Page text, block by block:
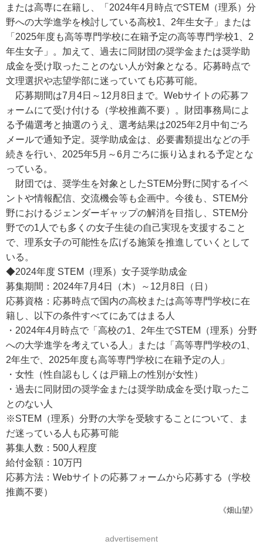
または高専に在籍し、「2024年4月時点でSTEM（理系）分
野への大学進学を検討している高校1、2年生女子」または
「2025年度も高等専門学校に在籍予定の高等専門学校1、2
年生女子」。加えて、過去に同財団の奨学金または奨学助
成金を受け取ったことのない人が対象となる。応募時点で
文理選択や志望学部に迷っていても応募可能。
応募期間は7月4日～12月8日まで。Webサイトの応募フ
ォームにて受け付ける（学校推薦不要）。財団事務局によ
る予備選考と抽選のうえ、選考結果は2025年2月中旬ごろ
メールで通知予定。奨学助成金は、必要書類提出などの手
続きを行い、2025年5月～6月ごろに振り込まれる予定とな
っている。
財団では、奨学生を対象としたSTEM分野に関するイベ
ントや情報配信、交流機会等も企画中。今後も、STEM分
野におけるジェンダーギャップの解消を目指し、STEM分
野での1人でも多くの女子生徒の自己実現を支援すること
で、理系女子の可能性を広げる施策を推進していくとして
いる。
◆2024年度 STEM（理系）女子奨学助成金
募集期間：2024年7月4日（木）～12月8日（日）
応募資格：応募時点で国内の高校または高等専門学校に在
籍し、以下の条件すべてにあてはまる人
・2024年4月時点で「高校の1、2年生でSTEM（理系）分野
への大学進学を考えている人」または「高等専門学校の1、
2年生で、2025年度も高等専門学校に在籍予定の人」
・女性（性自認もしくは戸籍上の性別が女性）
・過去に同財団の奨学金または奨学助成金を受け取ったこ
とのない人
※STEM（理系）分野の大学を受験することについて、ま
だ迷っている人も応募可能
募集人数：500人程度
給付金額：10万円
応募方法：Webサイトの応募フォームから応募する（学校
推薦不要）
《畑山望》
advertisement